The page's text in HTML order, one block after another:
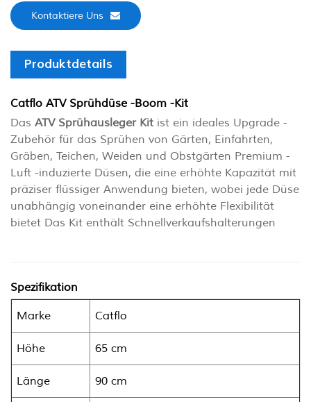
Kontaktiere Uns
Produktdetails
Catflo ATV Sprühdüse -Boom -Kit
Das ATV Sprühausleger Kit ist ein ideales Upgrade -
Zubehör für das Sprühen von Gärten, Einfahrten,
Gräben, Teichen, Weiden und Obstgärten Premium -
Luft -induzierte Düsen, die eine erhöhte Kapazität mit
präziser flüssiger Anwendung bieten, wobei jede Düse
unabhängig voneinander eine erhöhte Flexibilität
bietet Das Kit enthält Schnellverkaufshalterungen
Spezifikation
Marke Catflo
Höhe 65 cm
Länge 90 cm